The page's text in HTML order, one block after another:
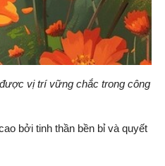
vị trí vững chắc trong công
bởi tinh thần bền bỉ và quyết